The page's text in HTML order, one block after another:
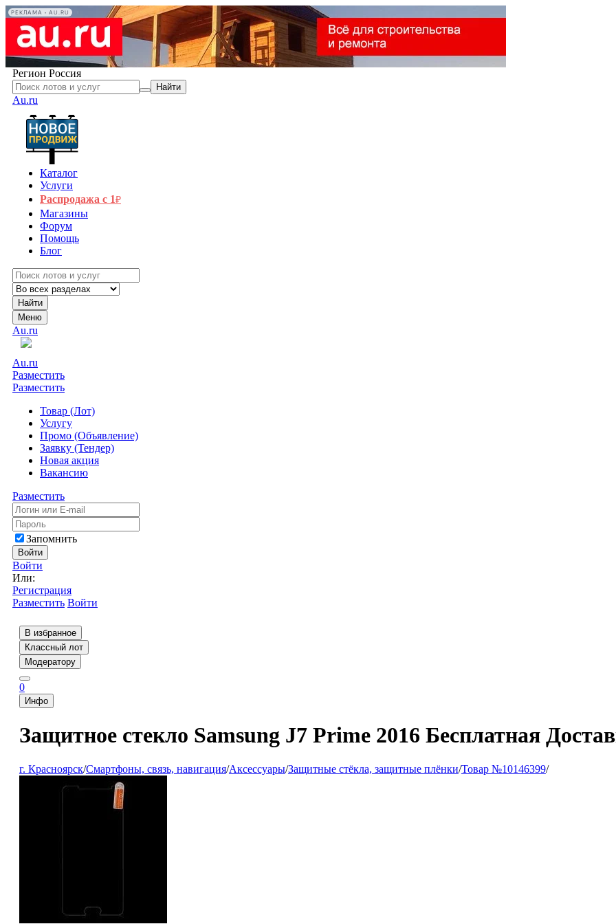
РЕКЛАМА • AU.RU
Регион Россия
Найти
Au.ru
Каталог
Услуги
Распродажа с 1₽
Магазины
Форум
Помощь
Блог
Найти
Меню
Au.ru
Au.ru
Разместить
Разместить
Товар (Лот)
Услугу
Промо (Объявление)
Заявку (Тендер)
Новая акция
Вакансию
Разместить
Запомнить
Войти
Войти
Или:
Регистрация
Разместить Войти
В избранное
Классный лот
Модератору
0
Инфо
Защитное стекло Samsung J7 Prime 2016 Бесплатная
г. Красноярск/Смартфоны, связь, навигация/Аксессуары/Защитные стёкла, защитные плёнки/Товар №10146399/